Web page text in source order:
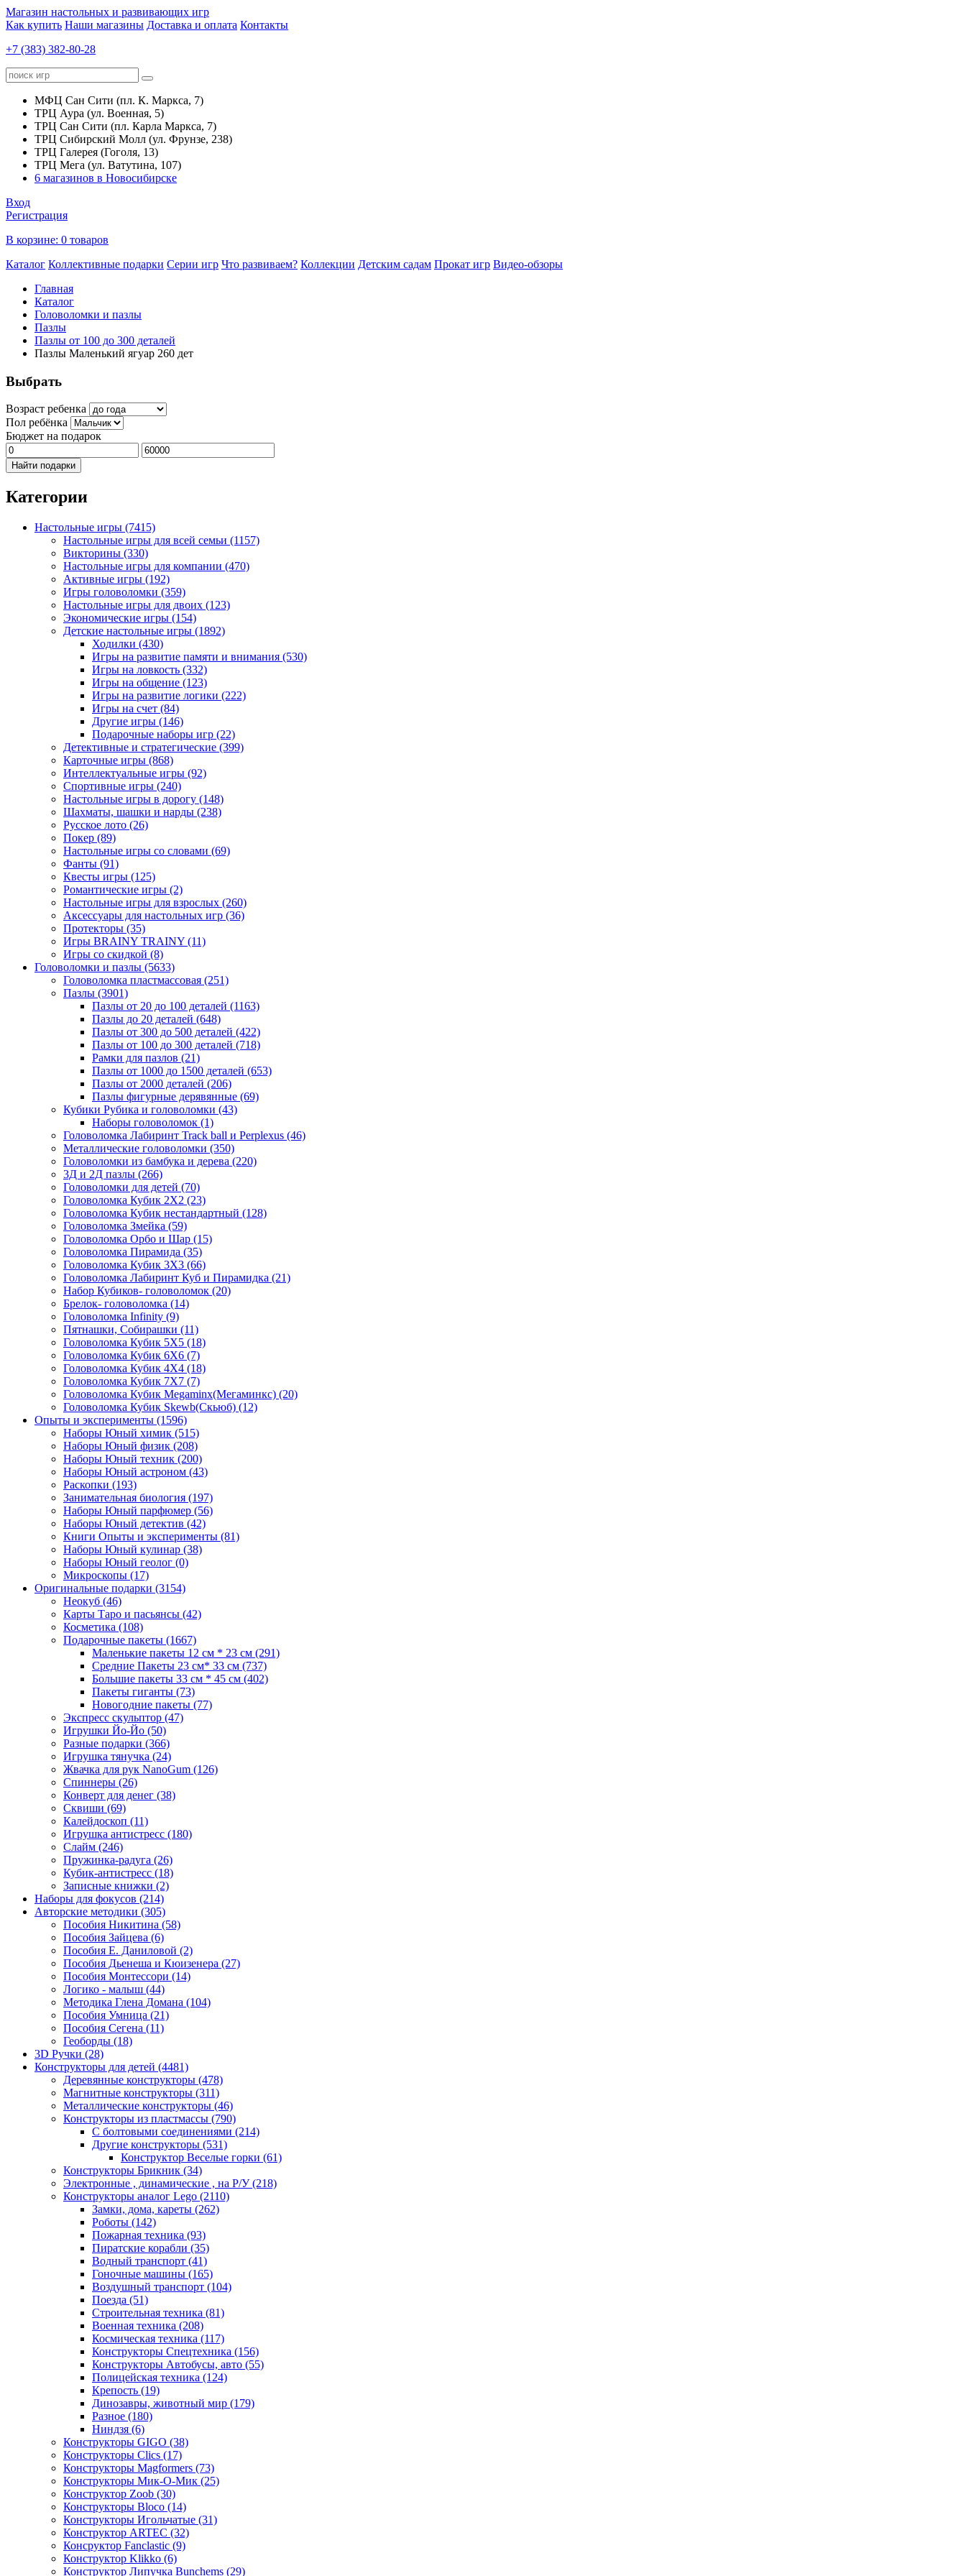
Магазин настольных и развивающих игр
Как купить Наши магазины Доставка и оплата Контакты
+7 (383) 382-80-28
МФЦ Сан Сити (пл. К. Маркса, 7)
ТРЦ Аура (ул. Военная, 5)
ТРЦ Сан Сити (пл. Карла Маркса, 7)
ТРЦ Сибирский Молл (ул. Фрунзе, 238)
ТРЦ Галерея (Гоголя, 13)
ТРЦ Мега (ул. Ватутина, 107)
6 магазинов в Новосибирске
Вход
Регистрация
В корзине: 0 товаров
Каталог Коллективные подарки Серии игр Что развиваем? Коллекции Детским садам Прокат игр Видео-обзоры
Главная
Каталог
Головоломки и пазлы
Пазлы
Пазлы от 100 до 300 деталей
Пазлы Маленький ягуар 260 дет
Выбрать
Возраст ребенка
Пол ребёнка
Бюджет на подарок
Найти подарки
Категории
Настольные игры (7415)
Настольные игры для всей семьи (1157)
Викторины (330)
Настольные игры для компании (470)
Активные игры (192)
Игры головоломки (359)
Настольные игры для двоих (123)
Экономические игры (154)
Детские настольные игры (1892)
Ходилки (430)
Игры на развитие памяти и внимания (530)
Игры на ловкость (332)
Игры на общение (123)
Игры на развитие логики (222)
Игры на счет (84)
Другие игры (146)
Подарочные наборы игр (22)
Детективные и стратегические (399)
Карточные игры (868)
Интеллектуальные игры (92)
Спортивные игры (240)
Настольные игры в дорогу (148)
Шахматы, шашки и нарды (238)
Русское лото (26)
Покер (89)
Настольные игры со словами (69)
Фанты (91)
Квесты игры (125)
Романтические игры (2)
Настольные игры для взрослых (260)
Аксессуары для настольных игр (36)
Протекторы (35)
Игры BRAINY TRAINY (11)
Игры со скидкой (8)
Головоломки и пазлы (5633)
Головоломка пластмассовая (251)
Пазлы (3901)
Пазлы от 20 до 100 деталей (1163)
Пазлы до 20 деталей (648)
Пазлы от 300 до 500 деталей (422)
Пазлы от 100 до 300 деталей (718)
Рамки для пазлов (21)
Пазлы от 1000 до 1500 деталей (653)
Пазлы от 2000 деталей (206)
Пазлы фигурные дерявянные (69)
Кубики Рубика и головоломки (43)
Наборы головоломок (1)
Головоломка Лабиринт Track ball и Perplexus (46)
Металлические головоломки (350)
Головоломки из бамбука и дерева (220)
3Д и 2Д пазлы (266)
Головоломки для детей (70)
Головоломка Кубик 2Х2 (23)
Головоломка Кубик нестандартный (128)
Головоломка Змейка (59)
Головоломка Орбо и Шар (15)
Головоломка Пирамида (35)
Головоломка Кубик 3Х3 (66)
Головоломка Лабиринт Куб и Пирамидка (21)
Набор Кубиков- головоломок (20)
Брелок- головоломка (14)
Головоломка Infinity (9)
Пятнашки, Собирашки (11)
Головоломка Кубик 5Х5 (18)
Головоломка Кубик 6Х6 (7)
Головоломка Кубик 4Х4 (18)
Головоломка Кубик 7Х7 (7)
Головоломка Кубик Megaminx(Мегаминкс) (20)
Головоломка Кубик Skewb(Скьюб) (12)
Опыты и эксперименты (1596)
Наборы Юный химик (515)
Наборы Юный физик (208)
Наборы Юный техник (200)
Наборы Юный астроном (43)
Раскопки (193)
Занимательная биология (197)
Наборы Юный парфюмер (56)
Наборы Юный детектив (42)
Книги Опыты и эксперименты (81)
Наборы Юный кулинар (38)
Наборы Юный геолог (0)
Микроскопы (17)
Оригинальные подарки (3154)
Неокуб (46)
Карты Таро и пасьянсы (42)
Косметика (108)
Подарочные пакеты (1667)
Маленькие пакеты 12 см * 23 см (291)
Средние Пакеты 23 см* 33 см (737)
Большие пакеты 33 см * 45 см (402)
Пакеты гиганты (73)
Новогодние пакеты (77)
Экспресс скульптор (47)
Игрушки Йо-Йо (50)
Разные подарки (366)
Игрушка тянучка (24)
Жвачка для рук NanoGum (126)
Спиннеры (26)
Конверт для денег (38)
Сквиши (69)
Калейдоскоп (11)
Игрушка антистресс (180)
Слайм (246)
Пружинка-радуга (26)
Кубик-антистресс (18)
Записные книжки (2)
Наборы для фокусов (214)
Авторские методики (305)
Пособия Никитина (58)
Пособия Зайцева (6)
Пособия Е. Даниловой (2)
Пособия Дьенеша и Кюизенера (27)
Пособия Монтессори (14)
Логико - малыш (44)
Методика Глена Домана (104)
Пособия Умница (21)
Пособия Сегена (11)
Геоборды (18)
3D Ручки (28)
Конструкторы для детей (4481)
Деревянные конструкторы (478)
Магнитные конструкторы (311)
Металлические конструкторы (46)
Конструкторы из пластмассы (790)
С болтовыми соединениями (214)
Другие конструкторы (531)
Конструктор Веселые горки (61)
Конструкторы Брикник (34)
Электронные , динамические , на Р/У(218)
Конструкторы аналог Lego (2110)
Замки, дома, кареты (262)
Роботы (142)
Пожарная техника (93)
Пиратские корабли (35)
Водный транспорт (41)
Гоночные машины (165)
Воздушный транспорт (104)
Поезда (51)
Строительная техника (81)
Военная техника (208)
Космическая техника (117)
Конструкторы Спецтехника (156)
Конструкторы Автобусы, авто (55)
Полицейская техника (124)
Крепость (19)
Динозавры, животный мир (179)
Разное (180)
Ниндзя (6)
Конструкторы GIGO (38)
Конструкторы Clics (17)
Конструкторы Magformers (73)
Конструкторы Мик-О-Мик (25)
Конструктор Zoob (30)
Конструкторы Bloco (14)
Конструкторы Игольчатые (31)
Конструктор ARTEC (32)
Консруктор Fanclastic (9)
Конструктор Klikko (6)
Конструктор Липучка Bunchems (29)